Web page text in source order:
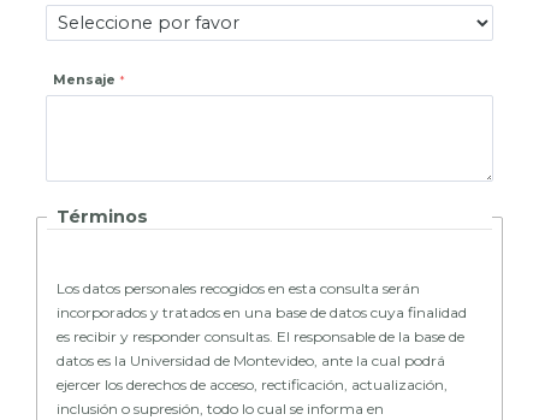
Mensaje
Términos
Los datos personales recogidos en esta consulta serán
incorporados y tratados en una base de datos cuya finalidad
es recibir y responder consultas. El responsable de la base de
datos es la Universidad de Montevideo, ante la cual podrá
ejercer los derechos de acceso, rectificación, actualización,
inclusión o supresión, todo lo cual se informa en